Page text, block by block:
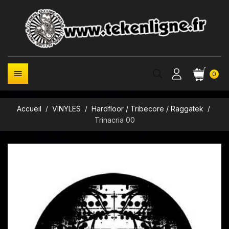
0

Accueil VINYLES
Hardfloor / Tribecore / Raggatek
Trinacria 00